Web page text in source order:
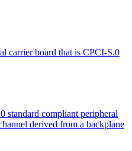
carrier board that is CPCI-S.0
standard compliant peripheral
derived from a backplane